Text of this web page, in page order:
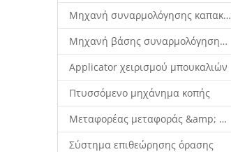
Μηχανή συναρμολόγησης καπακιού
Μηχανή βάσης συναρμολόγησης καπακιού
Applicator χειρισμού μπουκαλιών
Πτυσσόμενο μηχάνημα κοπής
Μεταφορέας μεταφοράς &amp; σύστημα ρομπότ
Σύστημα επιθεώρησης όρασης